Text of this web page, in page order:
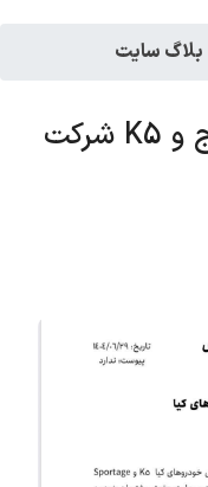
بلاگ سایت
قیمت نهایی کیا اسپورتیج و K5 شرکت